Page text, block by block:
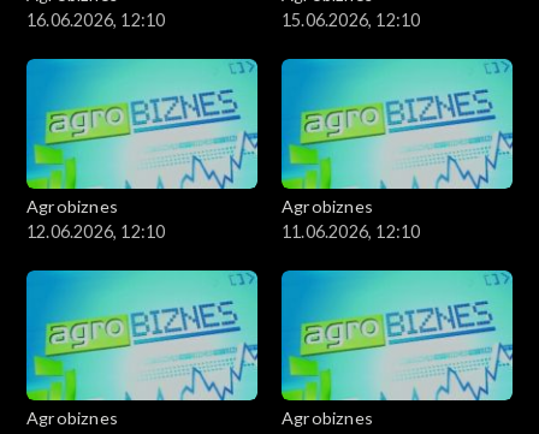
16.06.2026, 12:10
15.06.2026, 12:10
Agrobiznes
12.06.2026, 12:10
Agrobiznes
11.06.2026, 12:10
Agrobiznes
Agrobiznes